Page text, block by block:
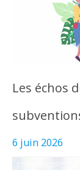
Les échos
6 juin 2026